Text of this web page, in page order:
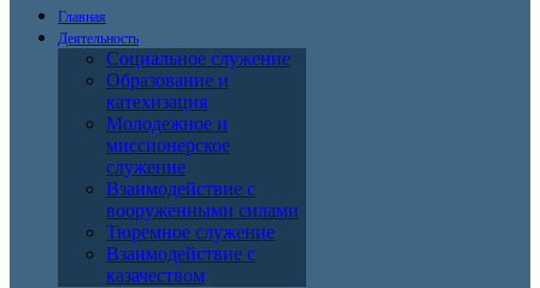
Главная
Деятельность
Социальное служение
Образование и
катехизация
Молодежное и
миссионерское
служение
Взаимодействие с
вооруженными силами
Тюремное служение
Взаимодействие с
казачеством